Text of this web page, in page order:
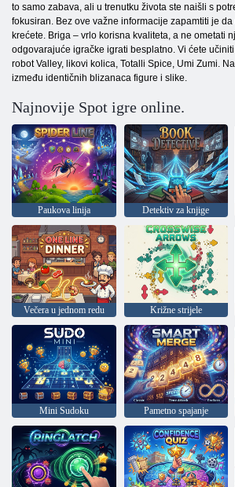
to samo zabava, ali u trenutku života ste naišli s
fokusiran. Bez ove važne informacije zapamtiti je da
krećete. Briga – vrlo korisna kvaliteta, a ne ometati
odgovarajuće igračke igrati besplatno. Vi ćete
robot Valley, likovi kolica, Totalli Spice, Umi Zumi.
između identičnih blizanaca figure i slike.
Najnovije Spot igre online.
Paukova linija Detektiv za knjige
Večera u jednom redu Križne strijele
Mini Sudoku Pametno spajanje